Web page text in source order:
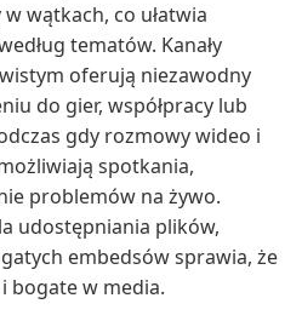
wątkach, co ułatwia
tematów. Kanały
oferują niezawodny
do gier, współpracy lub
gdy rozmowy wideo i
spotkania,
problemów na żywo.
udostępniania plików,
embedsów sprawia, że
bogate w media.